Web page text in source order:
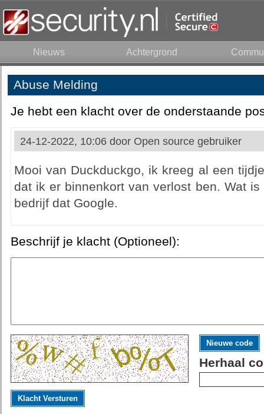
Nieuws Achtergrond
Abuse Melding
Je hebt een klacht over de onderstaande
24-12-2022, 10:06 door Open source gebruiker
Mooi van Duckduckgo, ik kreeg al een
dat ik er binnenkort van verlost ben. Wat
bedrijf dat Google.
Beschrijf je klacht (Optioneel):
Nieuwe code
Herhaal
Klacht Versturen